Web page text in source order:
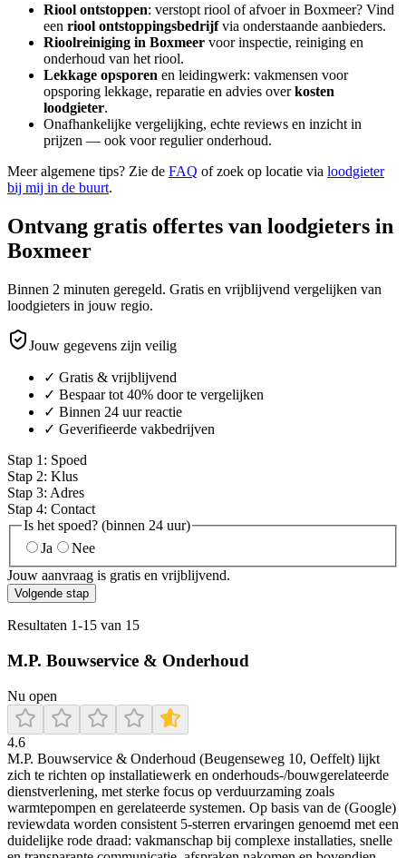
Riool ontstoppen: verstopt riool of afvoer in Boxmeer? Vind
een riool ontstoppingsbedrijfvia onderstaande aanbieders.
Rioolreiniging in Boxmeer voor inspectie, reiniging en
onderhoud van het riool.
Lekkage opsporen en leidingwerk: vakmensen voor
opsporing lekkage, reparatie en advies overkosten
loodgieter.
Onafhankelijke vergelijking, echte reviews en inzicht in
prijzen — ook voor regulier onderhoud.
Meer algemene tips? Zie de FAQ of zoek op locatie via loodgieter
bij mij in de buurt.
Ontvang gratis offertes van loodgieters in
Boxmeer
Binnen 2 minuten geregeld. Gratis en vrijblijvend vergelijken van
loodgieters in jouw regio.
Jouw gegevens zijn veilig
✓ Gratis & vrijblijvend
✓ Bespaar tot 40% door te vergelijken
✓ Binnen 24 uur reactie
✓ Geverifieerde vakbedrijven
Stap 1 : Spoed
Stap 2: Klus
Stap 3: Adres
Stap 4: Contact
Is het spoed? (binnen 24 uur)
Ja
Nee
Jouw aanvraag is gratis en vrijblijvend.
Volgende stap
Resultaten 1-15 van 15
M.P. Bouwservice & Onderhoud
Nu open
4.6
M.P. Bouwservice & Onderhoud (Beugenseweg 10, Oeffelt) lijkt
zich te richten op installatiewerk en onderhouds-/bouwgerelateerde
dienstverlening, met sterke focus op verduurzaming zoals
warmtepompen en gerelateerde systemen. Op basis van de (Google)
reviewdata worden consistent 5-sterren ervaringen genoemd met een
duidelijke rode draad: vakmanschap bij complexe installaties, snelle